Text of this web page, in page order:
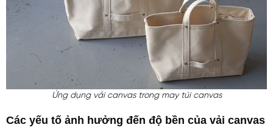
Ứng dụng vải canvas trong may túi canvas
Các yếu tố ảnh hưởng đến độ bền của vải canvas